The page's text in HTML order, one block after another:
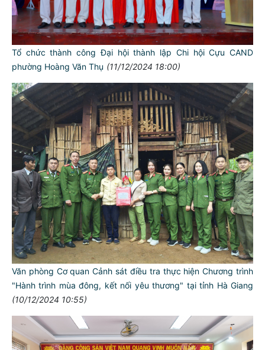
Tổ chức thành công Đại hội thành lập Chi hội Cựu CAND
phường Hoàng Văn Thụ (11/12/2024 18:00)
Văn phòng Cơ quan Cảnh sát điều tra thực hiện Chương trình
"Hành trình mùa đông, kết nối yêu thương" tại tỉnh Hà Giang
(10/12/2024 10:55)